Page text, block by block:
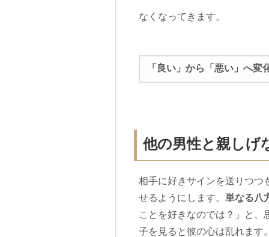
なくなってきます。
「良い」から「悪い」へ変
他の男性と親しげ
相手に好きサインを送りつつ
せるようにします。 単なる八
ことを好きなのでは？」と、
子を見ると彼の心は乱れます